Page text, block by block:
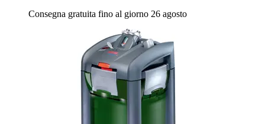
Consegna gratuita fino al giorno 26 agosto